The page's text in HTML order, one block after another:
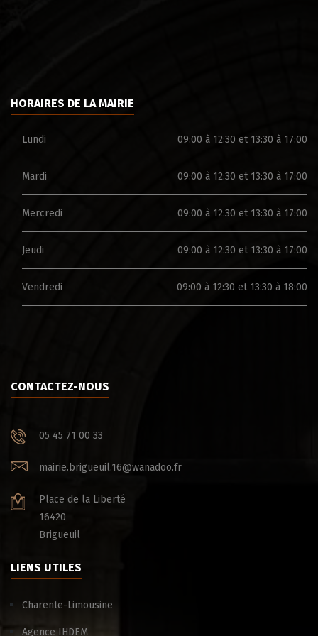
HORAIRES DE LA MAIRIE
Lundi 09:00 à 12:30 et 13:30 à 17:00
Mardi 09:00 à 12:30 et 13:30 à 17:00
Mercredi 09:00 à 12:30 et 13:30 à 17:00
Jeudi 09:00 à 12:30 et 13:30 à 17:00
Vendredi 09:00 à 12:30 et 13:30 à 18:00
CONTACTEZ-NOUS
05 45 71 00 33
mairie.brigueuil.16@wanadoo.fr
Place de la Liberté
16420
Brigueuil
LIENS UTILES
Charente-Limousine
Agence IHDEM